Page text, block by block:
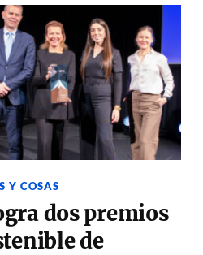
Y COSAS
dos premios
de